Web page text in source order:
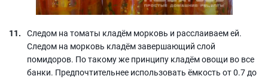
Следом на томаты кладём морковь и расслаиваем ей.
Следом на морковь кладём завершающий слой
помидоров. По такому же принципу кладём овощи во все
банки. Предпочтительнее использовать ёмкость от 0.7 до